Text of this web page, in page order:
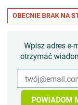
OBECNIE BRAK NA
Wpisz adres e-
otrzymać
POWIADOM